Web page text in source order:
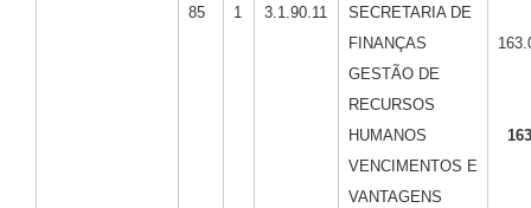
85
1 3.1.90.11
SECRETARIA DE
FINANÇAS
GESTÃO DE
RECURSOS
HUMANOS
VENCIMENTOS E
VANTAGENS